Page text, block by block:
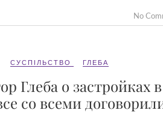
No
СУСПІЛЬСТВО ГЛЕБА
Глеба о застройках в
со всеми